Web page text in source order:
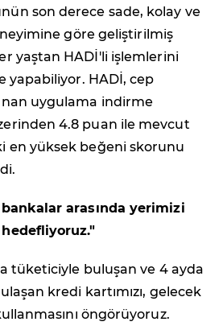
son derece sade, kolay ve
göre geliştirilmiş
yaştan HADİ'li işlemlerini
yapabiliyor. HADİ, cep
uygulama indirme
4.8 puan ile mevcut
en yüksek beğeni skorunu
arasında yerimizi
hedefliyoruz."
tüketiciyle buluşan ve 4 ayda
kredi kartımızı, gelecek
öngörüyoruz.